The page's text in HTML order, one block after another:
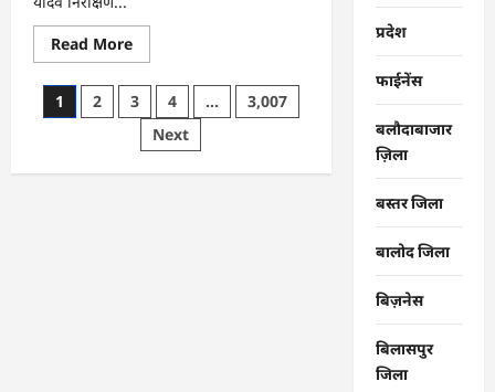
Read MoreRead
more
राजनांदगांव
:
महापौर
फिल्टर
Posts
1 2 3 4 …
3,007
Next
प्रदेश
फाईनेंस
बलौदाबाजार
ज़िला
बस्तर जिला
बालोद जिला
बिज़नेस
बिलासपुर
जिला